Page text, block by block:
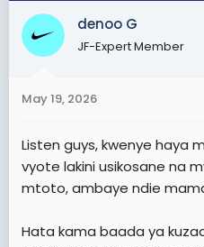
c
i
o
s
denoo G
JF-Expert Member
May 19, 2026
Listen guys, kwenye haya
vyote lakini usikosane na
mtoto, ambaye ndie
Hata kama baada ya